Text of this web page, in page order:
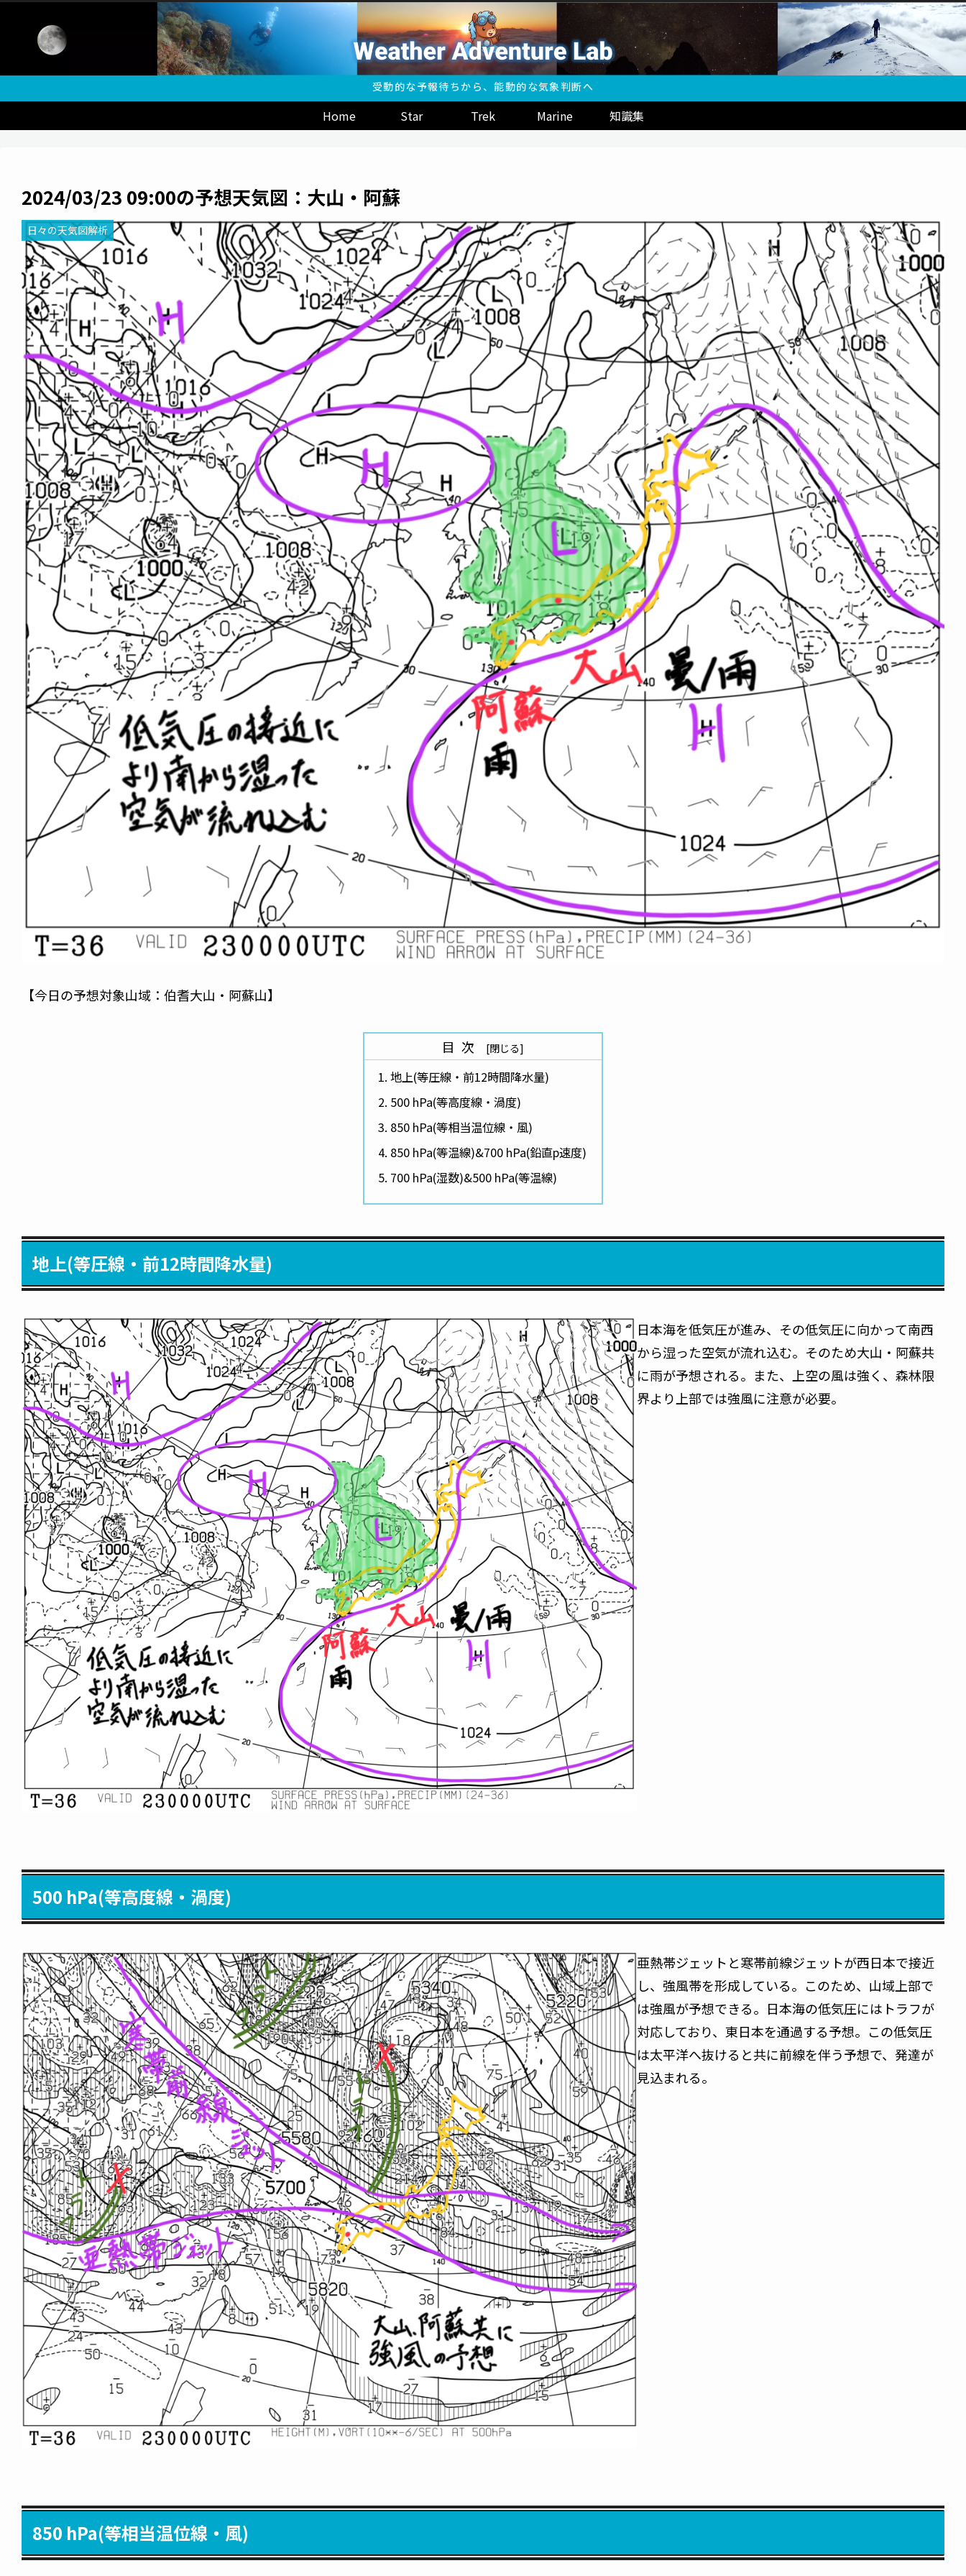
受動的な予報待ちから、能動的な気象判断へ
Home Star Trek Marine 知識集
2024/03/23 09:00の予想天気図：大山・阿蘇
日々の天気図解析
【今日の予想対象山域：伯耆大山・阿蘇山】
目次
地上(等圧線・前12時間降水量)
500 hPa(等高度線・渦度)
850 hPa(等相当温位線・風)
850 hPa(等温線)&700 hPa(鉛直p速度)
700 hPa(湿数)&500 hPa(等温線)
地上(等圧線・前12時間降水量)
日本海を低気圧が進み、その低気圧に向かって南西
から湿った空気が流れ込む。そのため大山・阿蘇共
に雨が予想される。また、上空の風は強く、森林限
界より上部では強風に注意が必要。
500 hPa(等高度線・渦度)
亜熱帯ジェットと寒帯前線ジェットが西日本で接近
し、強風帯を形成している。このため、山域上部で
は強風が予想できる。日本海の低気圧にはトラフが
対応しており、東日本を通過する予想。この低気圧
は太平洋へ抜けると共に前線を伴う予想で、発達が
見込まれる。
850 hPa(等相当温位線・風)